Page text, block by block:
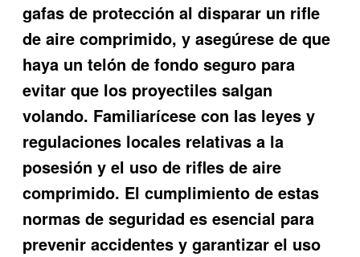
gafas de protección al disparar un rifle
de aire comprimido, y asegúrese de que
haya un telón de fondo seguro para
evitar que los proyectiles salgan
volando. Familiarícese con las leyes y
regulaciones locales relativas a la
posesión y el uso de rifles de aire
comprimido. El cumplimiento de estas
normas de seguridad es esencial para
prevenir accidentes y garantizar el uso